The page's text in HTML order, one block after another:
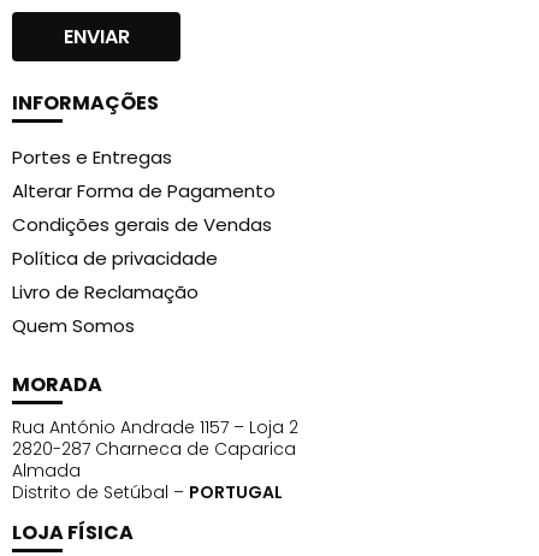
removedor de verniz gel andreia e aplique na unha e
envolva na prata por 8 a 10 minutos. Remova o gel
excedente da unha com auxilio de um empurra
cutículas, sem danificar a unha natural.
INFORMAÇÕES
Portes e Entregas
Alterar Forma de Pagamento
Condições gerais de Vendas
Política de privacidade
Livro de Reclamação
Quem Somos
MORADA
Rua António Andrade 1157 – Loja 2
2820-287 Charneca de Caparica
Almada
Distrito de Setúbal – PORTUGAL
LOJA FÍSICA